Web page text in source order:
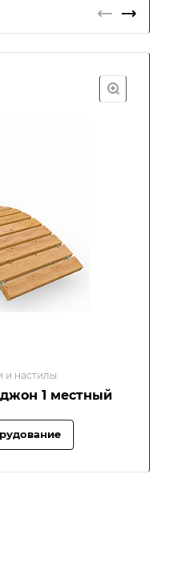
и настилы
1 местный